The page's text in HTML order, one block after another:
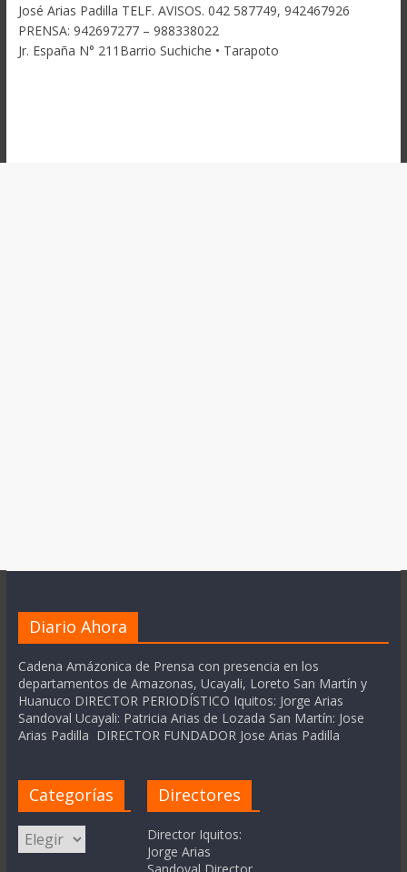
José Arias Padilla TELF. AVISOS. 042 587749, 942467926
PRENSA: 942697277 – 988338022
Jr. España N° 211Barrio Suchiche • Tarapoto
Diario Ahora
Cadena Amázonica de Prensa con presencia en los
departamentos de Amazonas, Ucayali, Loreto San Martín y
Huanuco DIRECTOR PERIODÍSTICO Iquitos: Jorge Arias
Sandoval Ucayali: Patricia Arias de Lozada San Martín: Jose
Arias Padilla DIRECTOR FUNDADOR Jose Arias Padilla
Categorías
Categorías
Directores
Director Iquitos:
Jorge Arias